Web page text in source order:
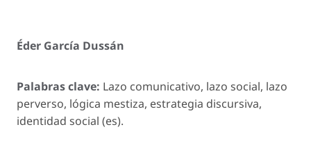
Éder García Dussán
Palabras clave: Lazo comunicativo, lazo social, lazo
perverso, lógica mestiza, estrategia discursiva,
identidad social (es).